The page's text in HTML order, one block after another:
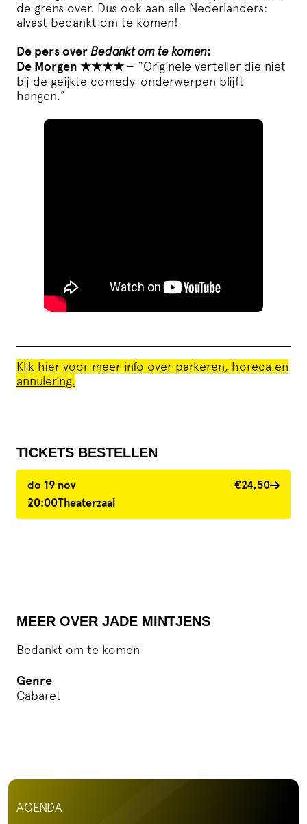
de grens over. Dus ook aan alle Nederlanders:
alvast bedankt om te komen!
De pers overBedankt om te komen:
De Morgen ★★★★ – “Originele verteller die niet
bij de geijkte comedy-onderwerpen blijft
hangen.”
Klik hier voor meer info over parkeren, horeca en
annulering.
TICKETS BESTELLEN
do 19 nov
20:00Theaterzaal
€24,50
MEER OVER JADE MINTJENS
Bedankt om te komen
Genre
Cabaret
AGENDA